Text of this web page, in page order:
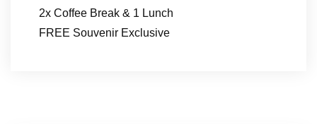
2x Coffee Break & 1 Lunch
FREE Souvenir Exclusive